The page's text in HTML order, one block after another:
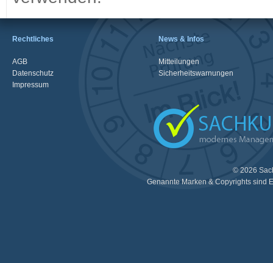
Rechtliches
AGB
Datenschutz
Impressum
News & Infos
Mitteilungen
Sicherheitswarnungen
© 2026
Genannte Marken & Copyrights sind